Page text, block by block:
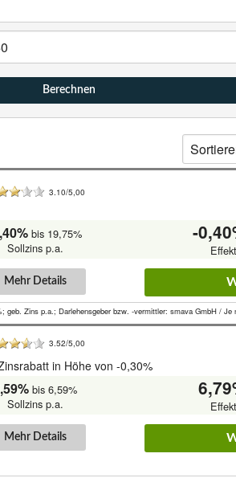
Berechnen
3.10/5,00
bis 19,75%
Sollzins p.a.
-
Mehr Details
Zins p.a.; Darlehensgeber bzw. -vermittler: smava GmbH / Je
3.52/5,00
in Höhe von -0,30%
bis 6,59%
Sollzins p.a.
Mehr Details